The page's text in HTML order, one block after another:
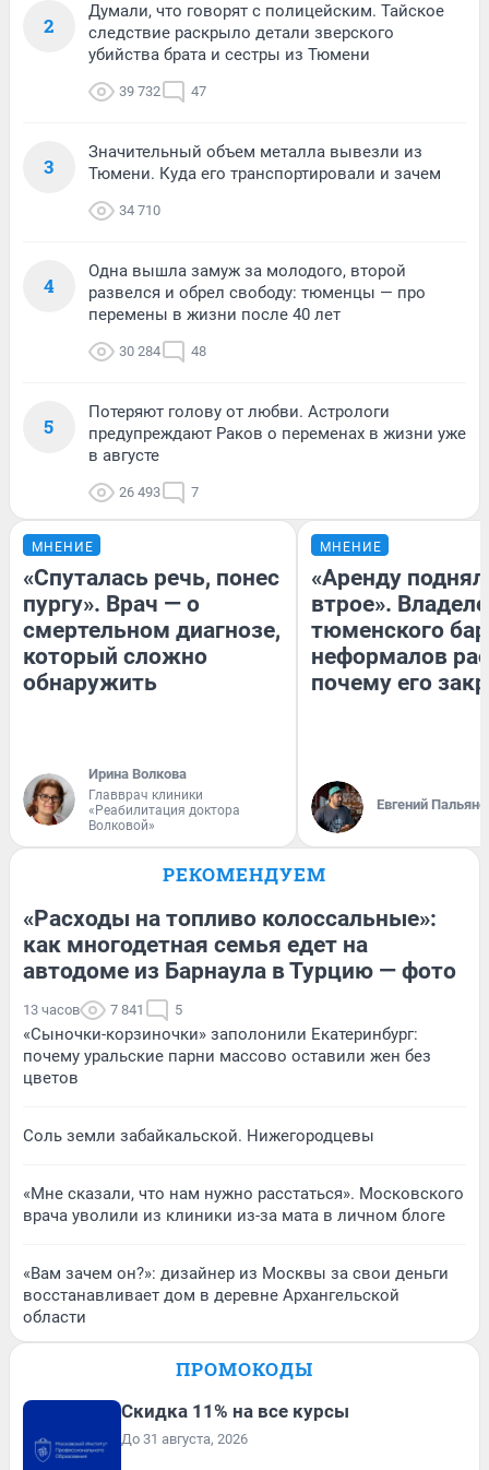
2
Думали, что говорят с полицейским. Тайское
следствие раскрыло детали зверского
убийства брата и сестры из Тюмени
39 732 47
3
Значительный объем металла вывезли из
Тюмени. Куда его транспортировали и зачем
34 710
4
Одна вышла замуж за молодого, второй
развелся и обрел свободу: тюменцы — про
перемены в жизни после 40 лет
30 284 48
5
Потеряют голову от любви. Астрологи
предупреждают Раков о переменах в жизни уже
в августе
26 493 7
МНЕНИЕ
«Спуталась речь, понес
пургу». Врач — о
смертельном диагнозе,
который сложно
обнаружить
Ирина Волкова
Главврач клиники
«Реабилитация доктора
Волковой»
МНЕНИЕ
«Аренду
втрое».
тюменского
неформалов
почему его
Евгений
РЕКОМЕНДУЕМ
«Расходы на топливо колоссальные»:
как многодетная семья едет на
автодоме из Барнаула в Турцию — фото
13 часов 7 841 5
«Сыночки-корзиночки» заполонили Екатеринбург:
почему уральские парни массово оставили жен без
цветов
Соль земли забайкальской. Нижегородцевы
«Мне сказали, что нам нужно расстаться». Московского
врача уволили из клиники из-за мата в личном блоге
«Вам зачем он?»: дизайнер из Москвы за свои деньги
восстанавливает дом в деревне Архангельской
области
ПРОМОКОДЫ
Скидка 11% на все курсы
До 31 августа, 2026